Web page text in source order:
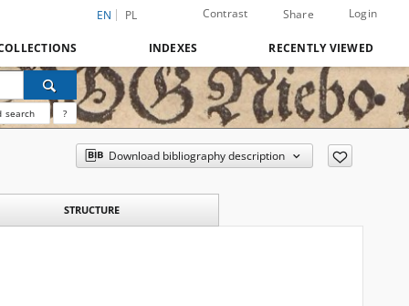
EN PL Contrast Share Login
INDEXES RECENTLY VIEWED
search ?
Download bibliography description
STRUCTURE